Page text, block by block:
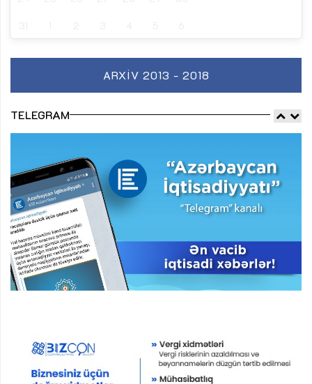
ARXIV 2013 - 2018
TELEGRAM